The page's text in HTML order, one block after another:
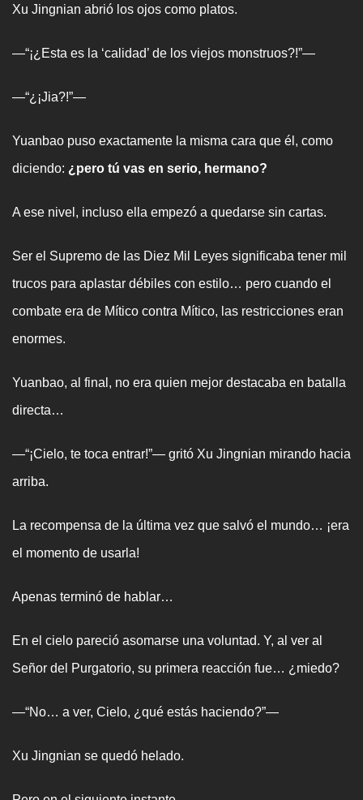
Xu Jingnian abrió los ojos como platos.
—“¡¿Esta es la ‘calidad’ de los viejos monstruos?!”—
—“¿¡Jia?!”—
Yuanbao puso exactamente la misma cara que él, como
diciendo: ¿pero tú vas en serio, hermano?
A ese nivel, incluso ella empezó a quedarse sin cartas.
Ser el Supremo de las Diez Mil Leyes significaba tener mil
trucos para aplastar débiles con estilo… pero cuando el
combate era de Mítico contra Mítico, las restricciones eran
enormes.
Yuanbao, al final, no era quien mejor destacaba en batalla
directa…
—“¡Cielo, te toca entrar!”— gritó Xu Jingnian mirando hacia
arriba.
La recompensa de la última vez que salvó el mundo… ¡era
el momento de usarla!
Apenas terminó de hablar…
En el cielo pareció asomarse una voluntad. Y, al ver al
Señor del Purgatorio, su primera reacción fue… ¿miedo?
—“No… a ver, Cielo, ¿qué estás haciendo?”—
Xu Jingnian se quedó helado.